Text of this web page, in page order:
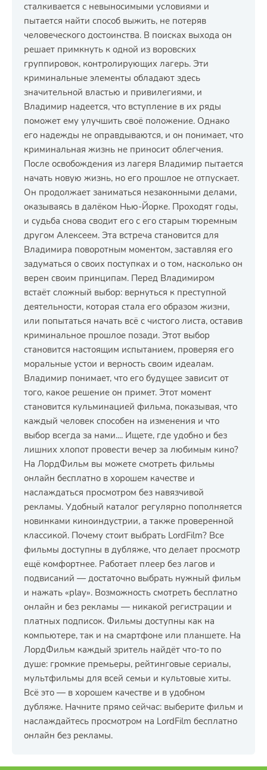
сталкивается с невыносимыми условиями и
пытается найти способ выжить, не потеряв
человеческого достоинства. В поисках выхода он
решает примкнуть к одной из воровских
группировок, контролирующих лагерь. Эти
криминальные элементы обладают здесь
значительной властью и привилегиями, и
Владимир надеется, что вступление в их ряды
поможет ему улучшить своё положение. Однако
его надежды не оправдываются, и он понимает, что
криминальная жизнь не приносит облегчения.
После освобождения из лагеря Владимир пытается
начать новую жизнь, но его прошлое не отпускает.
Он продолжает заниматься незаконными делами,
оказываясь в далёком Нью-Йорке. Проходят годы,
и судьба снова сводит его с его старым тюремным
другом Алексеем. Эта встреча становится для
Владимира поворотным моментом, заставляя его
задуматься о своих поступках и о том, насколько он
верен своим принципам. Перед Владимиром
встаёт сложный выбор: вернуться к преступной
деятельности, которая стала его образом жизни,
или попытаться начать всё с чистого листа, оставив
криминальное прошлое позади. Этот выбор
становится настоящим испытанием, проверяя его
моральные устои и верность своим идеалам.
Владимир понимает, что его будущее зависит от
того, какое решение он примет. Этот момент
становится кульминацией фильма, показывая, что
каждый человек способен на изменения и что
выбор всегда за нами.... Ищете, где удобно и без
лишних хлопот провести вечер за любимым кино?
На ЛордФильм вы можете смотреть фильмы
онлайн бесплатно в хорошем качестве и
наслаждаться просмотром без навязчивой
рекламы. Удобный каталог регулярно пополняется
новинками киноиндустрии, а также проверенной
классикой. Почему стоит выбрать LordFilm? Все
фильмы доступны в дубляже, что делает просмотр
ещё комфортнее. Работает плеер без лагов и
подвисаний — достаточно выбрать нужный фильм
и нажать «play». Возможность смотреть бесплатно
онлайн и без рекламы — никакой регистрации и
платных подписок. Фильмы доступны как на
компьютере, так и на смартфоне или планшете. На
ЛордФильм каждый зритель найдёт что-то по
душе: громкие премьеры, рейтинговые сериалы,
мультфильмы для всей семьи и культовые хиты.
Всё это — в хорошем качестве и в удобном
дубляже. Начните прямо сейчас: выберите фильм и
наслаждайтесь просмотром на LordFilm бесплатно
онлайн без рекламы.